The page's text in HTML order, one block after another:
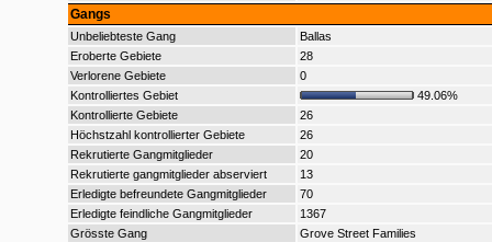
Gangs
Unbeliebteste Gang
Ballas
Eroberte Gebiete
28
Verlorene Gebiete
0
Kontrolliertes Gebiet
49.06%
Kontrollierte Gebiete
26
Höchstzahl kontrollierter Gebiete
26
Rekrutierte Gangmitglieder
20
Rekrutierte gangmitglieder abserviert
13
Erledigte befreundete Gangmitglieder
70
Erledigte feindliche Gangmitglieder
1367
Grösste Gang
Grove Street Families